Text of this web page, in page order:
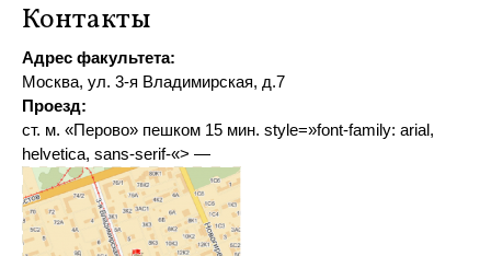
Контакты
Адрес факультета:
Москва, ул. 3-я Владимирская, д.7
Проезд:
ст. м. «Перово» пешком 15 мин. style=»font-family: arial,
helvetica, sans-serif-«> —